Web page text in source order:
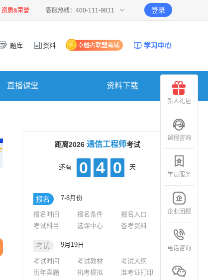
资质&荣誉 客服热线：400-111-9811 登录
题库 资料
直播课堂 资料下载
距离2026 通信工程师考试
还有 0 4 0 天
报名 7-8月份
报名时间 报名条件
报名入口
考试科目
选课中心 备考资料
考试 9月19日
考试时间 考试教材
考试大纲
历年真题
机考模拟 准考证打印
新人礼包
课程咨询
学员服务
企业团报
电话咨询